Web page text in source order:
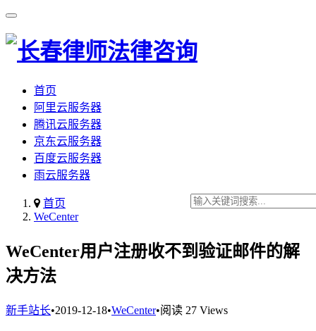
首页
阿里云服务器
腾讯云服务器
京东云服务器
百度云服务器
雨云服务器
首页
WeCenter
WeCenter用户注册收不到验证邮件的解
决方法
新手站长•2019-12-18•WeCenter•阅读 27 Views